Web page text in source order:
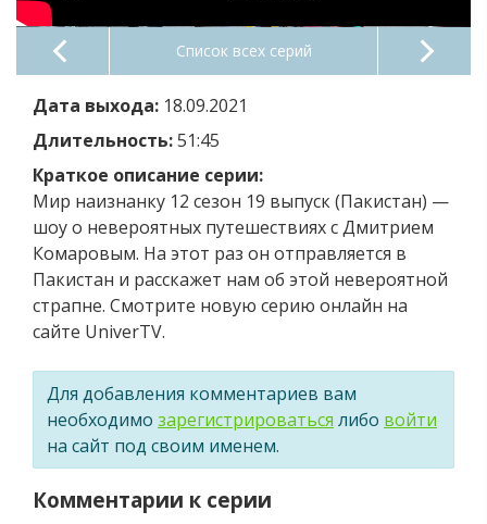
Список всех серий
Дата выхода: 18.09.2021
Длительность:51:45
Краткое описание серии:
Мир наизнанку 12 сезон 19 выпуск (Пакистан) —
шоу о невероятных путешествиях с Дмитрием
Комаровым. На этот раз он отправляется в
Пакистан и расскажет нам об этой невероятной
страпне. Смотрите новую серию онлайн на
сайте UniverTV.
Для добавления комментариев вам
необходимо зарегистрироваться либо войти
на сайт под своим именем.
Комментарии к серии